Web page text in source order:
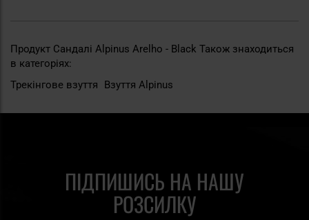
Продукт Сандалі Alpinus Arelho - Black Також знаходиться
в категоріях:
Трекінгове взуття
Взуття Alpinus
ПІДПИШИСЬ НА НАШУ
РОЗСИЛКУ